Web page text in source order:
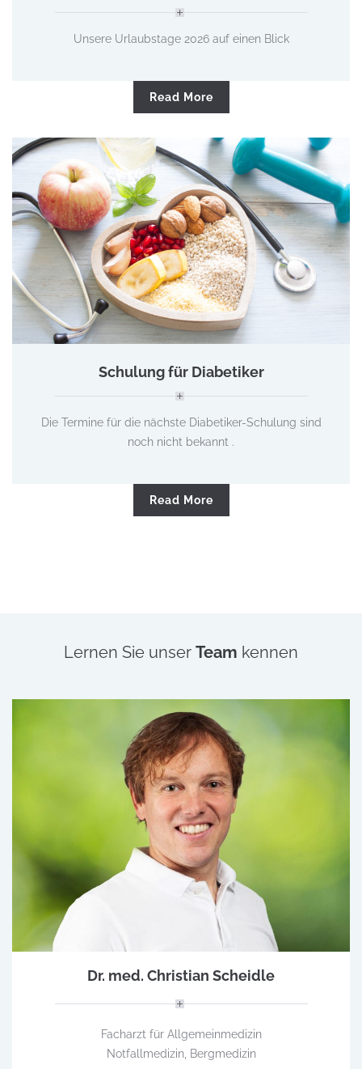
Unsere Urlaubstage 2026 auf einen Blick
Read More
Schulung für Diabetiker
Die Termine für die nächste Diabetiker-Schulung sind
noch nicht bekannt .
Read More
Lernen Sie unser Team kennen
Dr. med. Christian Scheidle
Facharzt für Allgemeinmedizin
Notfallmedizin, Bergmedizin